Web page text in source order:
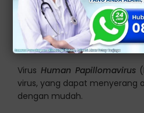
3. Kutil
(Kondiloma
Virus Human Papillomavirus
virus, yang dapat menyerang
dengan mudah.